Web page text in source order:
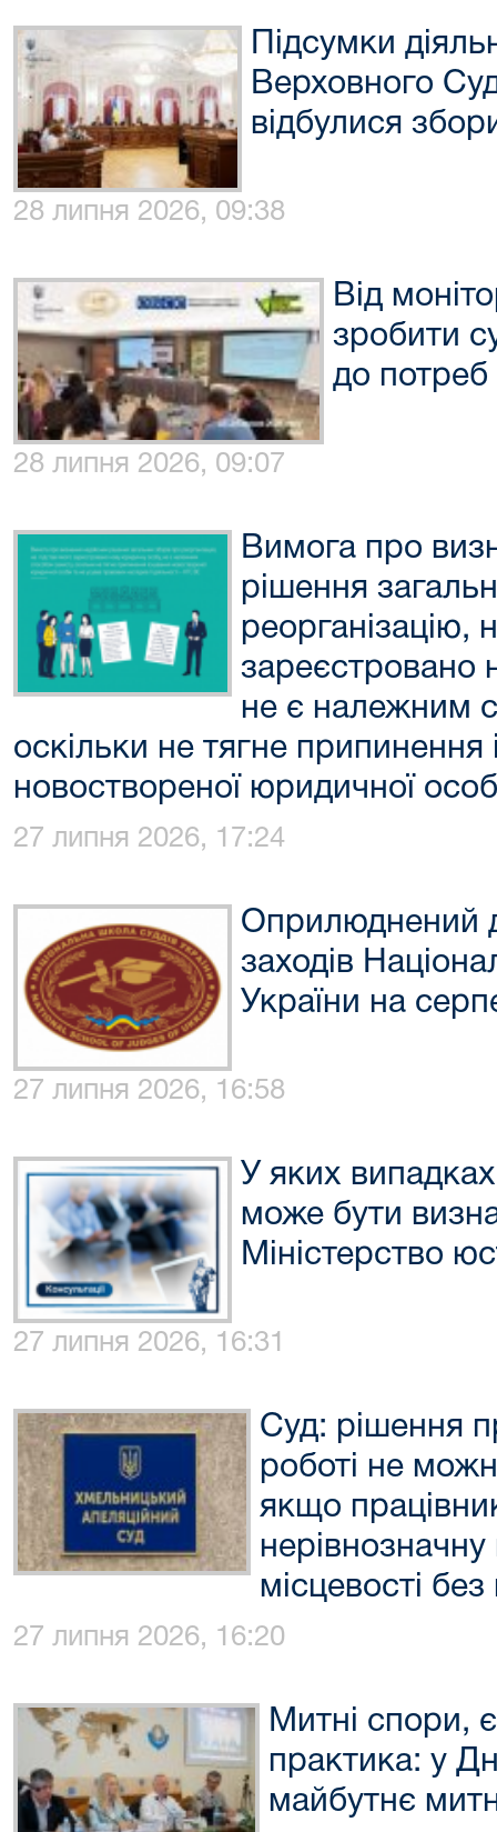
Підсумки
Верховного
відбулися
28 липня 2026, 09:38
Від
зробити
до потреб
28 липня 2026, 09:07
Вимога про
рішення
реорганізацію,
зареєстровано
не є належним
оскільки не тягне припинення
новоствореної юридичної
27 липня 2026, 17:24
Оприлюднений
заходів
України на
27 липня 2026, 16:58
У яких
може бути
Міністерство
27 липня 2026, 16:31
Суд: рішення
роботі не
якщо
нерівнозначну
місцевості
27 липня 2026, 16:20
Митні спори,
практика: у
майбутнє